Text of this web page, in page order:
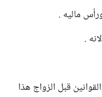
ماليه .
.
قبل الزواج هذا